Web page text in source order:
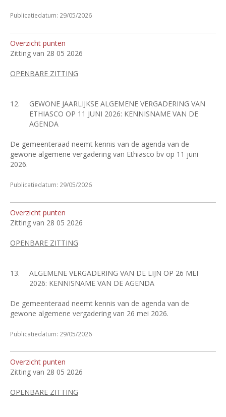
Publicatiedatum: 29/05/2026
Overzicht punten
Zitting van 28 05 2026
OPENBARE ZITTING
12.
GEWONE JAARLIJKSE ALGEMENE VERGADERING VAN
ETHIASCO OP 11 JUNI 2026: KENNISNAME VAN DE
AGENDA
De gemeenteraad neemt kennis van de agenda van de
gewone algemene vergadering van Ethiasco bv op 11 juni
2026.
Publicatiedatum: 29/05/2026
Overzicht punten
Zitting van 28 05 2026
OPENBARE ZITTING
13.
ALGEMENE VERGADERING VAN DE LIJN OP 26 MEI
2026: KENNISNAME VAN DE AGENDA
De gemeenteraad neemt kennis van de agenda van de
gewone algemene vergadering van 26 mei 2026.
Publicatiedatum: 29/05/2026
Overzicht punten
Zitting van 28 05 2026
OPENBARE ZITTING